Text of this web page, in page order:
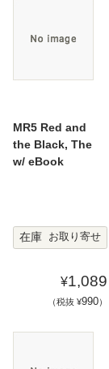
MR5 Red and
the Black, The
w/ eBook
在庫 お取り寄せ
¥1,089
（税抜 ¥990）